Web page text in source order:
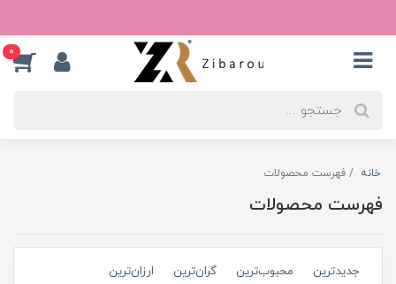
0
خانه فهرست محصولات
فهرست محصولات
جدیدترین محبوب‌ترین گران‌ترین ارزان‌ترین